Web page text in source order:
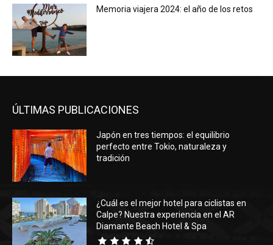
Memoria viajera 2024: el año de los retos
ÚLTIMAS PUBLICACIONES
Japón en tres tiempos: el equilibrio
perfecto entre Tokio, naturaleza y
tradición
¿Cuál es el mejor hotel para ciclistas en
Calpe? Nuestra experiencia en el AR
Diamante Beach Hotel & Spa